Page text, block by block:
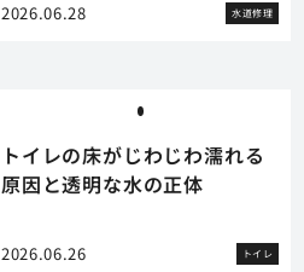
2026.06.28 水道修理
トイレの床がじわじわ濡れる
原因と透明な水の正体
2026.06.26 トイレ